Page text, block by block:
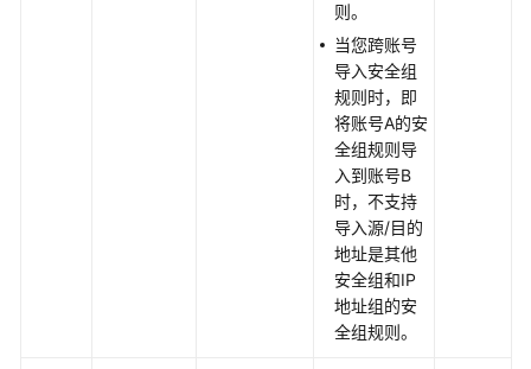
则。
当您跨账号
导入安全组
规则时，即
将账号A的安
全组规则导
入到账号B
时，不支持
导入源/目的
地址是其他
安全组和IP
地址组的安
全组规则。